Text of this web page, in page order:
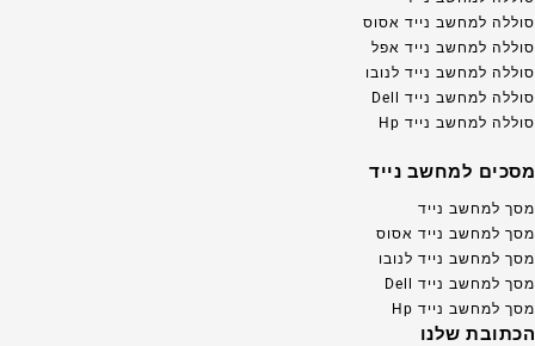
סוללה למחשב נייד אסוס
סוללה למחשב נייד אפל
סוללה למחשב נייד לנובו
סוללה למחשב נייד Dell
סוללה למחשב נייד Hp
מסכים למחשב נייד
מסך למחשב נייד
מסך למחשב נייד אסוס
מסך למחשב נייד לנובו
מסך למחשב נייד Dell
מסך למחשב נייד Hp
הכתובת שלנו